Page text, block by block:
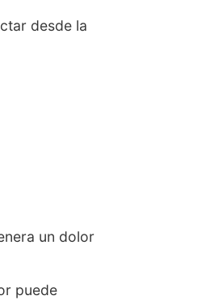
desde la
un dolor
puede